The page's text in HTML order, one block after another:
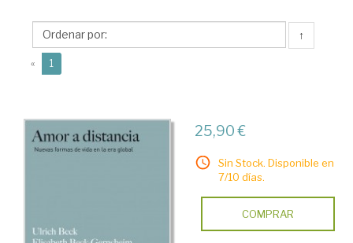
Elisabeth
↑
« 1
25,90 €
Sin Stock. Disponible en
7/10 días.
COMPRAR